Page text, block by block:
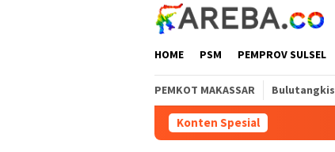
HOME PSM PEMPROV SULSEL
PEMKOT MAKASSAR Bulutangkis
Konten Spesial